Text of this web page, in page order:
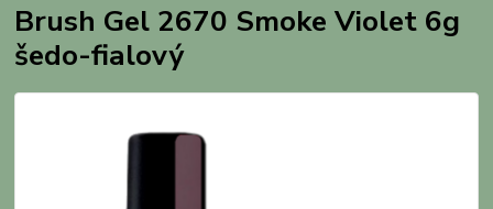
Brush Gel 2670 Smoke Violet 6g
šedo-fialový